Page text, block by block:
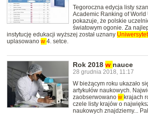
Tegoroczna edycja listy
Academic Ranking of
pokazuje, że polskie
światowym ogonie. Za
instytucję edukacji wyższej został uznany Uniwersytet
uplasowano w 4. setce.
Rok 2018 w nauce
28 grudnia 2018, 11:17
W bieżącym roku ukazało
artykułów naukowych.
zaobserwowano w krajach
czele listy krajów o
naukowych znajdziemy...